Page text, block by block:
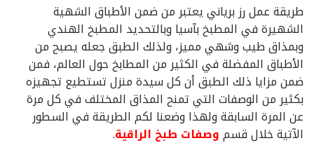
طريقة عمل رز برياني يعتبر من ضمن الأطباق الشهية
الشهيرة في المطبخ بآسيا وبالتحديد المطبخ الهندي
وبمذاق طيب وشهي مميز، ولذلك الطبق جعله يصبح من
الأطباق المفضلة في الكثير من المطابخ حول العالم، فمن
ضمن مزايا ذلك الطبق أن كل سيدة منزل تستطيع تجهيزه
بكثير من الوصفات التي تمنح المذاق المختلف في كل مرة
عن المرة السابقة ولهذا وضعنا لكم الطريقة في السطور
الآتية خلال قسموصفات طبخ الراقية.